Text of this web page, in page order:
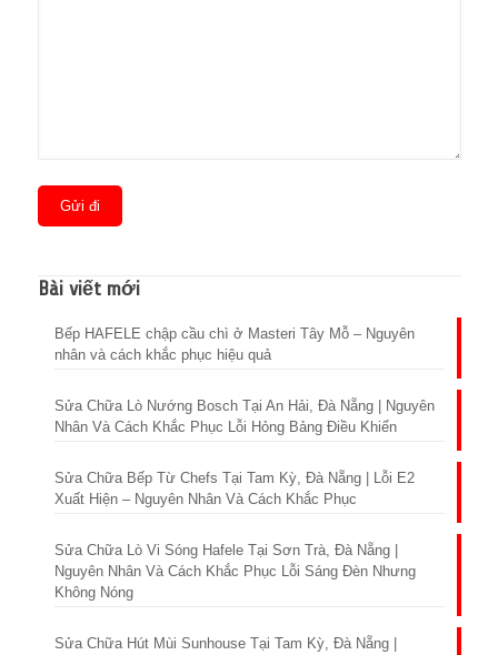
Bài viết mới
Bếp HAFELE chập cầu chì ở Masteri Tây Mỗ – Nguyên
nhân và cách khắc phục hiệu quả
Sửa Chữa Lò Nướng Bosch Tại An Hải, Đà Nẵng | Nguyên
Nhân Và Cách Khắc Phục Lỗi Hỏng Bảng Điều Khiển
Sửa Chữa Bếp Từ Chefs Tại Tam Kỳ, Đà Nẵng | Lỗi E2
Xuất Hiện – Nguyên Nhân Và Cách Khắc Phục
Sửa Chữa Lò Vi Sóng Hafele Tại Sơn Trà, Đà Nẵng |
Nguyên Nhân Và Cách Khắc Phục Lỗi Sáng Đèn Nhưng
Không Nóng
Sửa Chữa Hút Mùi Sunhouse Tại Tam Kỳ, Đà Nẵng |